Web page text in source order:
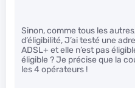
Sinon, comme tous les
d’éligibilité, J’ai testé une
ADSL+ et elle n’est pas
éligible ? Je précise que la
les 4 opérateurs !